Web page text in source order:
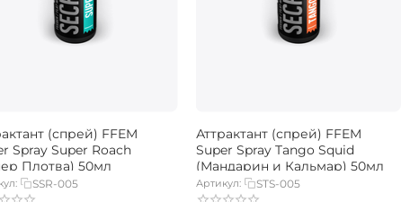
(спрей) FFEM
Spray Super Roach
Плотва) 50мл
SSR-005
Аттрактант (спрей) FFEM
Super Spray Tango Squid
(Мандарин и Кальмар) 50мл
Артикул: STS-005